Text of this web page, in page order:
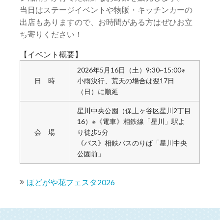
当日はステージイベントや物販・キッチンカーの
出店もありますので、お時間がある方はぜひお立
ち寄りください！
【イベント概要】
日 時
2026年5月16日（土）9:30~15:00※
小雨決行、荒天の場合は翌17日
（日）に順延
会 場
星川中央公園（保土ヶ谷区星川2丁目
16）※《電車》相鉄線「星川」駅よ
り徒歩5分
《バス》相鉄バスのりば「星川中央
公園前」
ほどがや花フェスタ2026